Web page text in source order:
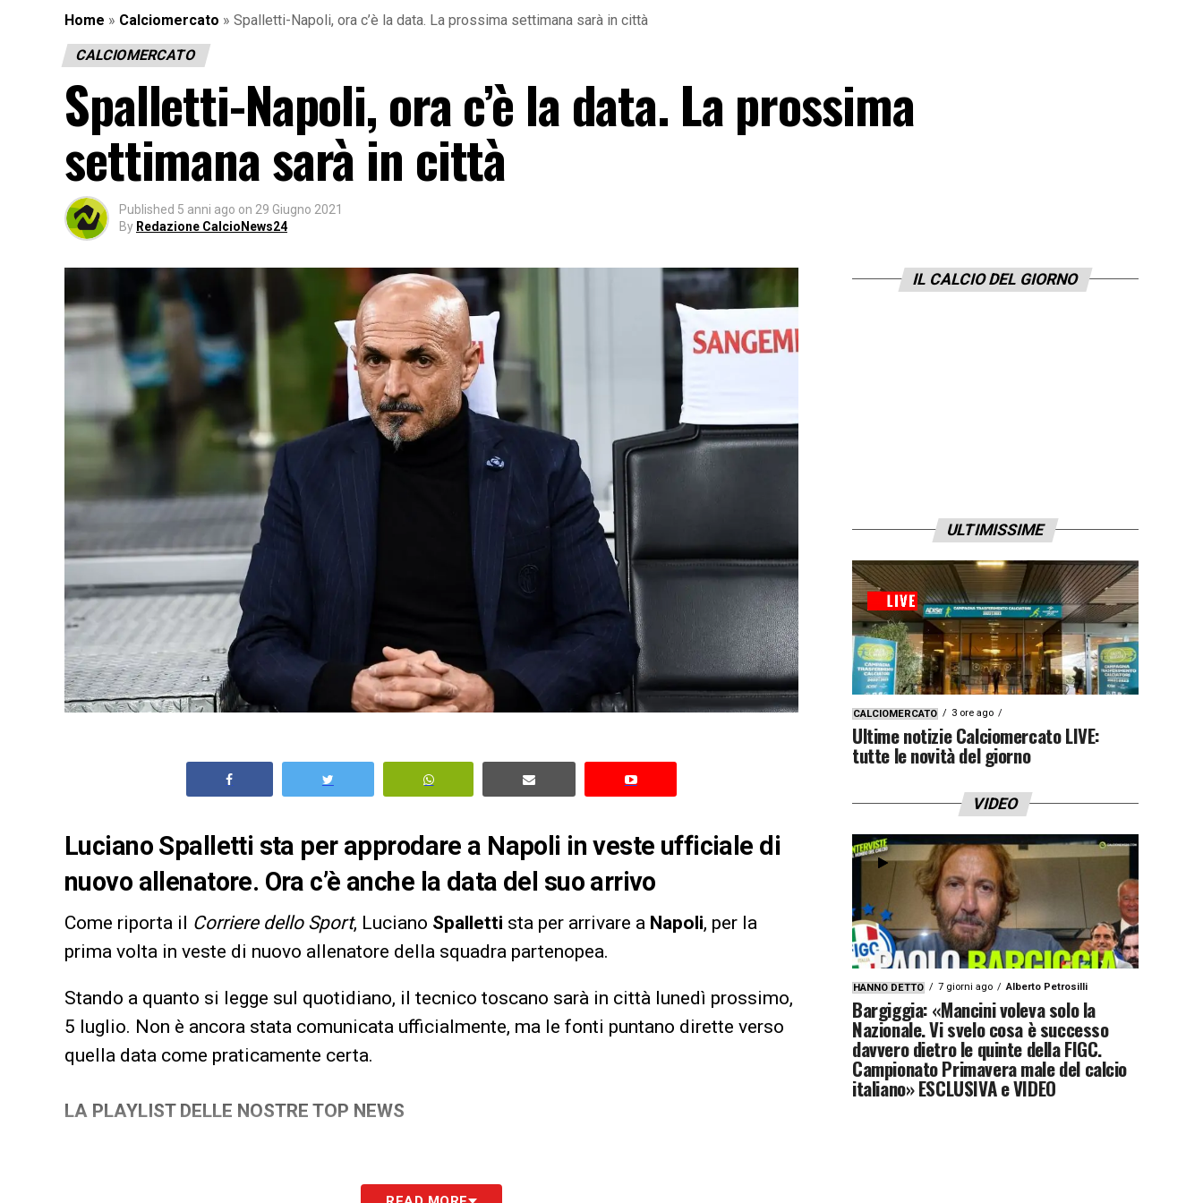
Home » Calciomercato » Spalletti-Napoli, ora c’è la data. La prossima settimana sarà in città
CALCIOMERCATO
Spalletti-Napoli, ora c’è la data. La prossima
settimana sarà in città
Published 5 anni ago on 29 Giugno 2021
By Redazione CalcioNews24
Luciano Spalletti sta per approdare a Napoli in veste ufficiale di
nuovo allenatore. Ora c’è anche la data del suo arrivo
Come riporta il Corriere dello Sport, Luciano Spalletti sta per arrivare a Napoli, per la
prima volta in veste di nuovo allenatore della squadra partenopea.
Stando a quanto si legge sul quotidiano, il tecnico toscano sarà in città lunedì prossimo,
5 luglio. Non è ancora stata comunicata ufficialmente, ma le fonti puntano dirette verso
quella data come praticamente certa.
LA PLAYLIST DELLE NOSTRE TOP NEWS
IL CALCIO DEL GIORNO
ULTIMISSIME
CALCIOMERCATO 3 ore ago
Ultime notizie Calciomercato LIVE:
tutte le novità del giorno
VIDEO
HANNO DETTO 7 giorni ago Alberto Petrosilli
Bargiggia: «Mancini voleva solo la
Nazionale. Vi svelo cosa è successo
davvero dietro le quinte della FIGC.
Campionato Primavera male del calcio
italiano» ESCLUSIVA e VIDEO